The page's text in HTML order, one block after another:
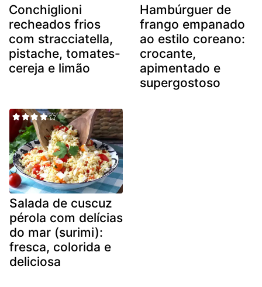
Conchiglioni
recheados frios
com stracciatella,
pistache, tomates-
cereja e limão
Hambúrguer de
frango empanado
ao estilo coreano:
crocante,
apimentado e
supergostoso
Salada de cuscuz
pérola com delícias
do mar (surimi):
fresca, colorida e
deliciosa